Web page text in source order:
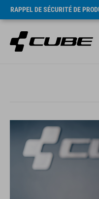
RAPPEL DE SÉCURITÉ DE